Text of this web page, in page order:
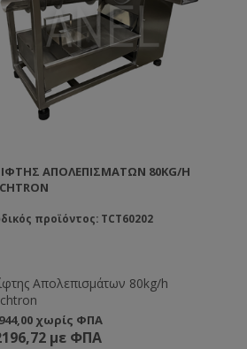
ΑΠΟΛΕΠΙΣΜΆΤΩΝ 80KG/H
προϊόντος: TCT60202
Απολεπισμάτων 80kg/h
χωρίς ΦΠΑ
με ΦΠΑ